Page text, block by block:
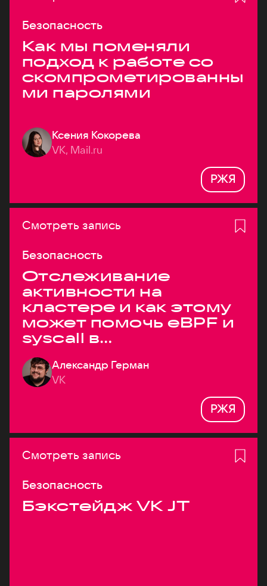
Безопасность
Как мы поменяли
подход к работе со
скомпрометированны
ми паролями
Ксения Кокорева
VK, Mail.ru
РЖЯ
Смотреть запись
Безопасность
Отслеживание
активности на
кластере и как этому
может помочь eBPF и
syscall в
высоконагруженных
системах
Александр Герман
VK
РЖЯ
Смотреть запись
Безопасность
Бэкстейдж VK JT